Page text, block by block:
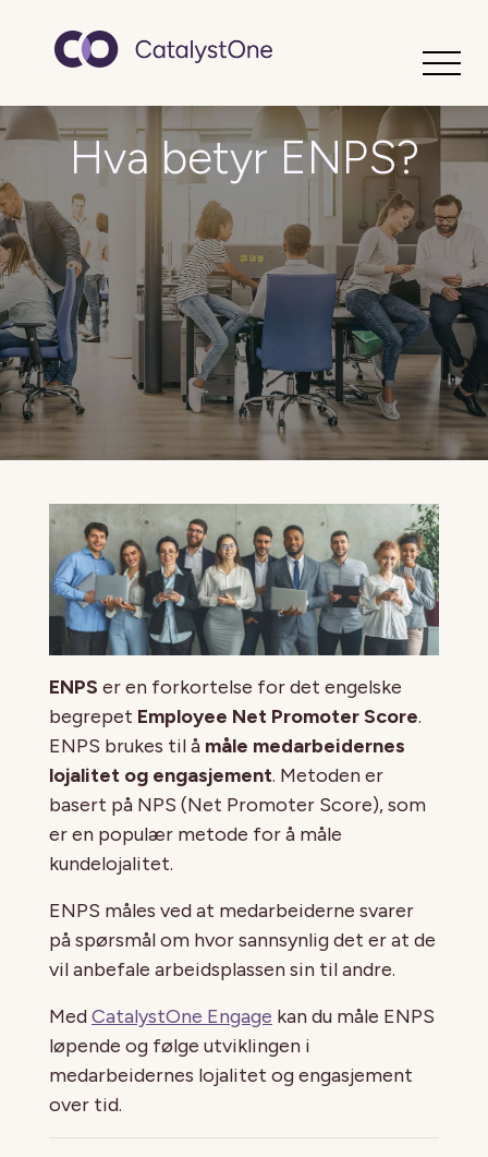
Hva betyr ENPS?
ENPS er en forkortelse for det engelske
begrepet Employee Net Promoter Score.
ENPS brukes til å måle medarbeidernes
lojalitet og engasjement. Metoden er
basert på NPS (Net Promoter Score), som
er en populær metode for å måle
kundelojalitet.
ENPS måles ved at medarbeiderne svarer
på spørsmål om hvor sannsynlig det er at de
vil anbefale arbeidsplassen sin til andre.
MedCatalystOne Engage kan du måle ENPS
løpende og følge utviklingen i
medarbeidernes lojalitet og engasjement
over tid.